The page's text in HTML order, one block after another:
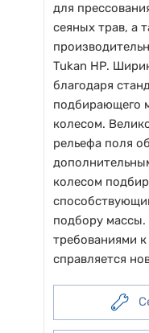
для
сеяных трав, а
Tukan HP.
благодаря
подбирающего
колесом.
рельефа поля
колесом
подбору
требованиями
справляется